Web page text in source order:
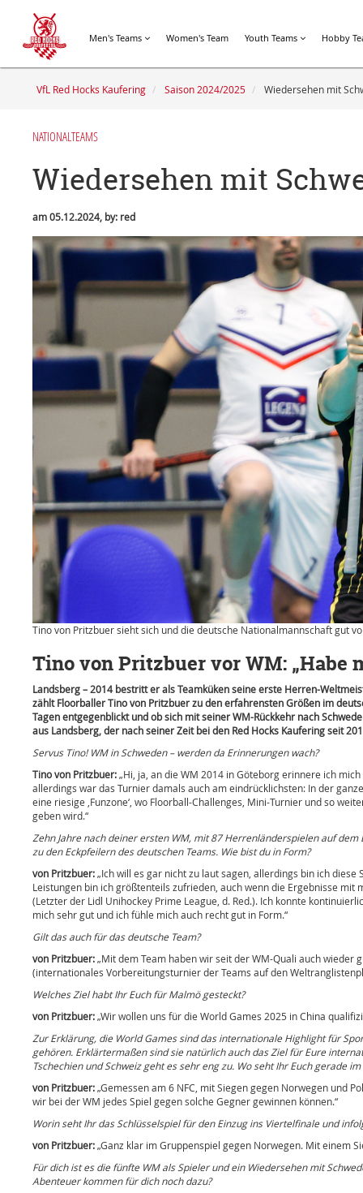
Men's Teams Women's Team Youth Teams Hobby
VfL Red Hocks Kaufering Saison 2024/2025 Wiedersehen mit
NATIONALTEAMS
Wiedersehen mit
am 05.12.2024, by: red
Tino von Pritzbuer sieht sich und die deutsche Nationalmannschaft gut
Tino von Pritzbuer vor WM: „Habe
Landsberg – 2014 bestritt er als Teamküken seine erste Herren-
zählt Floorballer Tino von Pritzbuer zu den erfahrensten Größen im
Tagen entgegenblickt und ob sich mit seiner WM-Rückkehr nach
aus Landsberg, der nach seiner Zeit bei den Red Hocks Kaufering seit
Servus Tino! WM in Schweden – werden da Erinnerungen wach?
Tino von Pritzbuer:„Hi, ja, an die WM 2014 in Göteborg erinnere ich
allerdings war das Turnier damals auch am eindrücklichsten: In der
eine riesige ‚Funzone‘, wo Floorball-Challenges, Mini-Turnier und so
geben wird.“
Zehn Jahre nach deiner ersten WM, mit 87 Herrenländerspielen auf
zu den Eckpfeilern des deutschen Teams. Wie bist du in Form?
von Pritzbuer:„Ich will es gar nicht zu laut sagen, allerdings bin ich
Leistungen bin ich größtenteils zufrieden, auch wenn die Ergebnisse
(Letzter der Lidl Unihockey Prime League, d. Red.). Ich konnte
mich sehr gut und ich fühle mich auch recht gut in Form.“
Gilt das auch für das deutsche Team?
von Pritzbuer:„Mit dem Team haben wir seit der WM-Quali auch wieder
(internationales Vorbereitungsturnier der Teams auf den
Welches Ziel habt Ihr Euch für Malmö gesteckt?
von Pritzbuer:„Wir wollen uns für die World Games 2025 in China
Zur Erklärung, die World Games sind das internationale Highlight für
gehören. Erklärtermaßen sind sie natürlich auch das Ziel für Eure
Tschechien und Schweiz geht es sehr eng zu. Wo seht Ihr Euch gerade
von Pritzbuer:„Gemessen am 6 NFC, mit Siegen gegen Norwegen und
wir bei der WM jedes Spiel gegen solche Gegner gewinnen können.“
Worin seht Ihr das Schlüsselspiel für den Einzug ins Viertelfinale und
von Pritzbuer:„Ganz klar im Gruppenspiel gegen Norwegen. Mit einem
Für dich ist es die fünfte WM als Spieler und ein Wiedersehen mit
Abenteuer kommen für dich noch dazu?